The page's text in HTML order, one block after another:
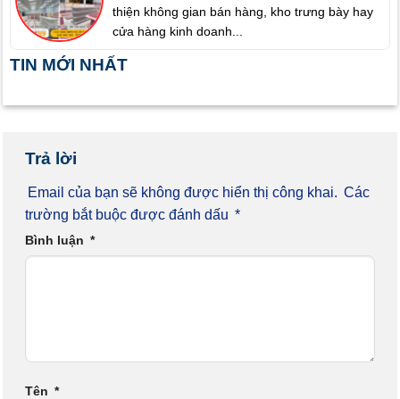
thiện không gian bán hàng, kho trưng bày hay
cửa hàng kinh doanh...
TIN MỚI NHẤT
Trả lời
Email của bạn sẽ không được hiển thị công khai. Các
trường bắt buộc được đánh dấu *
Bình luận *
Tên *